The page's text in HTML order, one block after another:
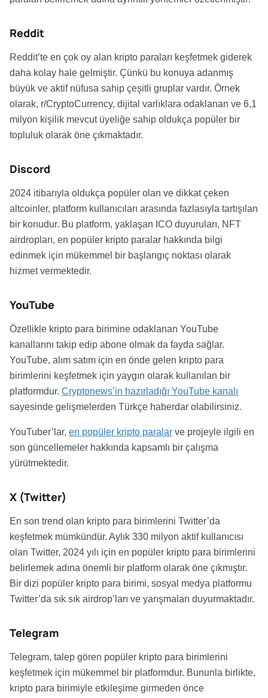
Reddit
Reddit’te en çok oy alan kripto paraları keşfetmek giderek
daha kolay hale gelmiştir. Çünkü bu konuya adanmış
büyük ve aktif nüfusa sahip çeşitli gruplar vardır. Örnek
olarak, r/CryptoCurrency, dijital varlıklara odaklanan ve 6,1
milyon kişilik mevcut üyeliğe sahip oldukça popüler bir
topluluk olarak öne çıkmaktadır.
Discord
2024 itibarıyla oldukça popüler olan ve dikkat çeken
altcoinler, platform kullanıcıları arasında fazlasıyla tartışılan
bir konudur. Bu platform, yaklaşan ICO duyuruları, NFT
airdropları, en popüler kripto paralar hakkında bilgi
edinmek için mükemmel bir başlangıç noktası olarak
hizmet vermektedir.
YouTube
Özellikle kripto para birimine odaklanan YouTube
kanallarını takip edip abone olmak da fayda sağlar.
YouTube, alım satım için en önde gelen kripto para
birimlerini keşfetmek için yaygın olarak kullanılan bir
platformdur. Cryptonews’in hazırladığı YouTube kanalı
sayesinde gelişmelerden Türkçe haberdar olabilirsiniz.
YouTuber’lar, en popüler kripto paralar ve projeyle ilgili en
son güncellemeler hakkında kapsamlı bir çalışma
yürütmektedir.
X (Twitter)
En son trend olan kripto para birimlerini Twitter’da
keşfetmek mümkündür. Aylık 330 milyon aktif kullanıcısı
olan Twitter, 2024 yılı için en popüler kripto para birimlerini
belirlemek adına önemli bir platform olarak öne çıkmıştır.
Bir dizi popüler kripto para birimi, sosyal medya platformu
Twitter’da sık sık airdrop’ları ve yarışmaları duyurmaktadır.
Telegram
Telegram, talep gören popüler kripto para birimlerini
keşfetmek için mükemmel bir platformdur. Bununla birlikte,
kripto para birimiyle etkileşime girmeden önce